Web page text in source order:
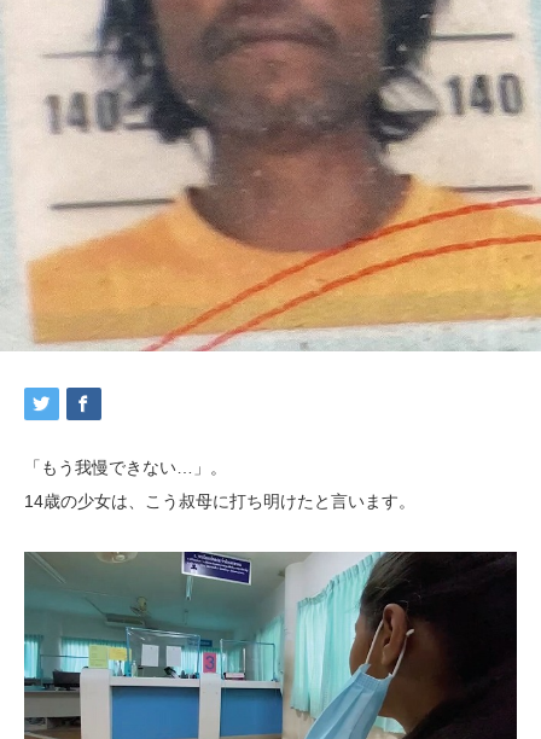
「もう我慢できない…」。
14歳の少女は、こう叔母に打ち明けたと言います。